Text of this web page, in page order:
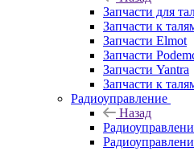
Запчасти для
Запчасти к
Запчасти Elmot
Запчасти
Запчасти Yantra
Запчасти к
Радиоуправление
Назад